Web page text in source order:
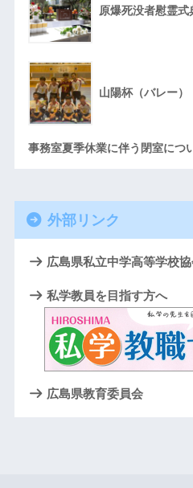
原爆死没者慰霊式
山陽杯（バレー）
事務室夏季休業に伴う閉室につ
外部リンク
広島県私立中学高等学校
私学教員を目指す方へ
広島県教育委員会